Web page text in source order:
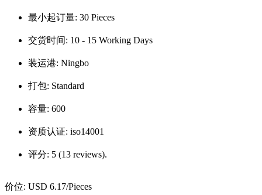
最小起订量: 30 Pieces
交货时间: 10 - 15 Working Days
装运港: Ningbo
打包: Standard
容量: 600
资质认证: iso14001
评分: 5 (13 reviews).
价位: USD 6.17/Pieces